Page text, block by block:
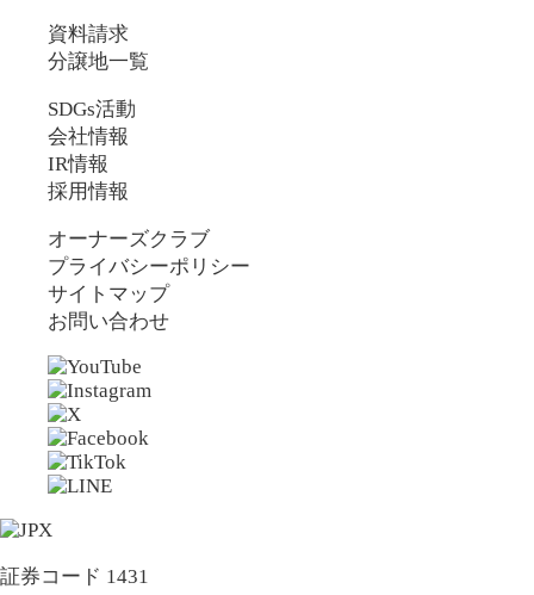
資料請求
分譲地一覧
SDGs活動
会社情報
IR情報
採用情報
オーナーズクラブ
プライバシーポリシー
サイトマップ
お問い合わせ
証券コード 1431